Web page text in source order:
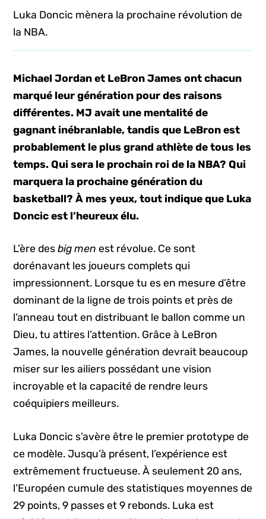
Luka Doncic mènera la prochaine révolution de
la NBA.
Michael Jordan et LeBron James ont chacun
marqué leur génération pour des raisons
différentes. MJ avait une mentalité de
gagnant inébranlable, tandis que LeBron est
probablement le plus grand athlète de tous les
temps. Qui sera le prochain roi de la NBA? Qui
marquera la prochaine génération du
basketball? À mes yeux, tout indique que Luka
Doncic est l’heureux élu.
L’ère desbig menest révolue. Ce sont
dorénavant les joueurs complets qui
impressionnent. Lorsque tu es en mesure d’être
dominant de la ligne de trois points et près de
l’anneau tout en distribuant le ballon comme un
Dieu, tu attires l’attention. Grâce à LeBron
James, la nouvelle génération devrait beaucoup
miser sur les ailiers possédant une vision
incroyable et la capacité de rendre leurs
coéquipiers meilleurs.
Luka Doncic s’avère être le premier prototype de
ce modèle. Jusqu’à présent, l’expérience est
extrêmement fructueuse. À seulement 20 ans,
l’Européen cumule des statistiques moyennes de
29 points, 9 passes et 9 rebonds. Luka est